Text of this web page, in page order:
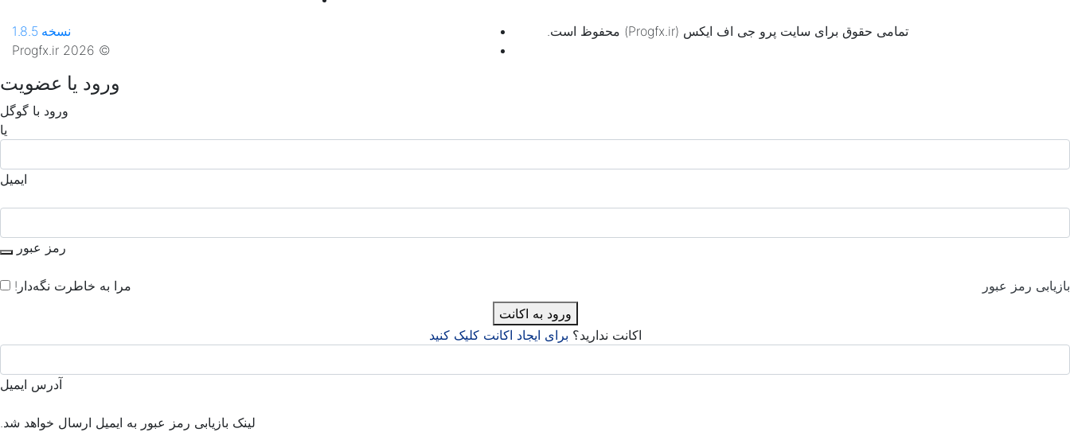
تمامی حقوق برای سایت پرو جی اف ایکس (Progfx.ir) محفوظ است.
نسخه 1.8.5
© 2026 Progfx.ir
ورود یا عضویت
ورود با گوگل
یا
ایمیل
رمز عبور
مرا به خاطرت نگه‌دار!
بازیابی رمز عبور
ورود به اکانت
اکانت ندارید؟ برای ایجاد اکانت کلیک کنید
آدرس ایمیل
لینک بازیابی رمز عبور به ایمیل ارسال خواهد شد.